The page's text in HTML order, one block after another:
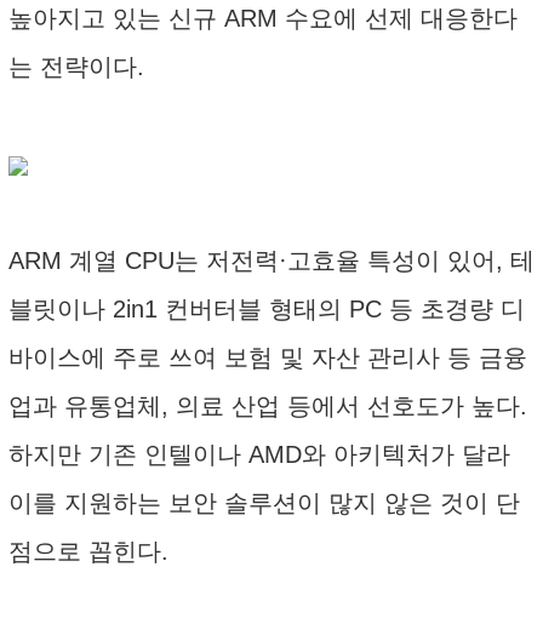
높아지고 있는 신규 ARM 수요에 선제 대응한다
는 전략이다.
ARM 계열 CPU는 저전력·고효율 특성이 있어, 테
블릿이나 2in1 컨버터블 형태의 PC 등 초경량 디
바이스에 주로 쓰여 보험 및 자산 관리사 등 금융
업과 유통업체, 의료 산업 등에서 선호도가 높다.
하지만 기존 인텔이나 AMD와 아키텍처가 달라
이를 지원하는 보안 솔루션이 많지 않은 것이 단
점으로 꼽힌다.